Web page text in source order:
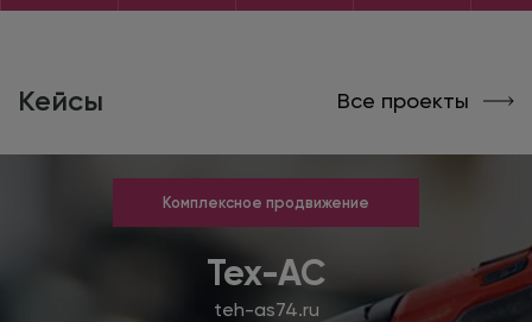
Кейсы Все проекты
Комплексное продвижение
Тех-АС
teh-as74.ru